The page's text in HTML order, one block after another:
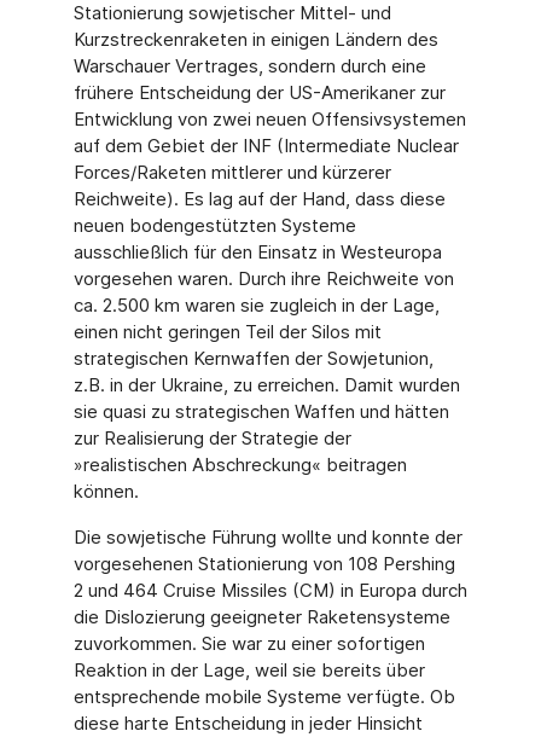
Stationierung sowjetischer Mittel- und
Kurzstreckenraketen in einigen Ländern des
Warschauer Vertrages, sondern durch eine
frühere Entscheidung der US-Amerikaner zur
Entwicklung von zwei neuen Offensivsystemen
auf dem Gebiet der INF (Intermediate Nuclear
Forces/Raketen mittlerer und kürzerer
Reichweite). Es lag auf der Hand, dass diese
neuen bodengestützten Systeme
ausschließlich für den Einsatz in Westeuropa
vorgesehen waren. Durch ihre Reichweite von
ca. 2.500 km waren sie zugleich in der Lage,
einen nicht geringen Teil der Silos mit
strategischen Kernwaffen der Sowjetunion,
z.B. in der Ukraine, zu erreichen. Damit wurden
sie quasi zu strategischen Waffen und hätten
zur Realisierung der Strategie der
»realistischen Abschreckung« beitragen
können.
Die sowjetische Führung wollte und konnte der
vorgesehenen Stationierung von 108 Pershing
2 und 464 Cruise Missiles (CM) in Europa durch
die Dislozierung geeigneter Raketensysteme
zuvorkommen. Sie war zu einer sofortigen
Reaktion in der Lage, weil sie bereits über
entsprechende mobile Systeme verfügte. Ob
diese harte Entscheidung in jeder Hinsicht